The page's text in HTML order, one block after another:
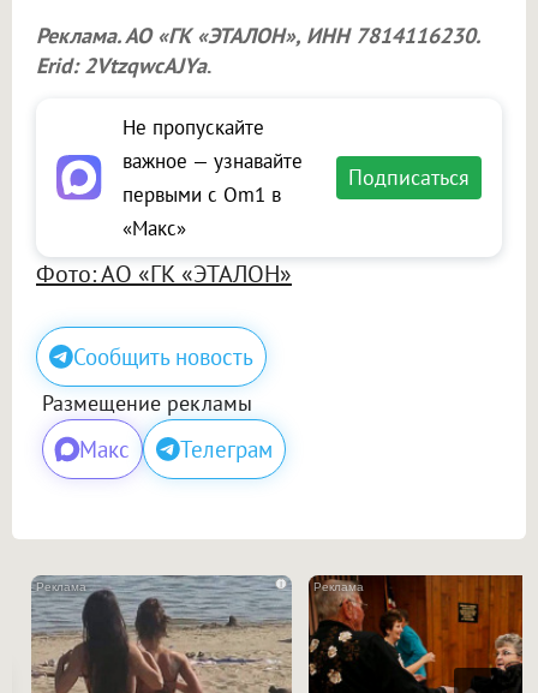
Реклама. АО «ГК «ЭТАЛОН», ИНН 7814116230.
Erid: 2VtzqwcAJYa.
Не пропускайте
важное — узнавайте
первыми с Om1 в
«Макс»
Подписаться
Фото: АО «ГК «ЭТАЛОН»
Сообщить новость
Размещение рекламы
Макс Телеграм
i